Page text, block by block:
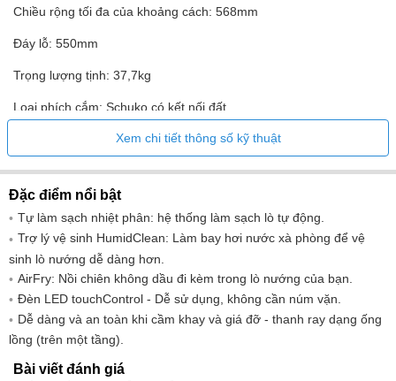
Chiều rộng tối đa của khoảng cách: 568mm
Đáy lỗ: 550mm
Trọng lượng tịnh: 37,7kg
Loại phích cắm: Schuko có kết nối đất
Chiều dài dây nguồn: 120,0cm
Sự căng thẳng: 220-240V
Công suất : 3600W
Cường độ dòng điện: 16A
Xem chi tiết thông số kỹ thuật
Đặc điểm nổi bật
Tự làm sạch nhiệt phân: hệ thống làm sạch lò tự động.
Trợ lý vệ sinh HumidClean: Làm bay hơi nước xà phòng để vệ
sinh lò nướng dễ dàng hơn.
AirFry: Nồi chiên không dầu đi kèm trong lò nướng của bạn.
Đèn LED touchControl - Dễ sử dụng, không cần núm vặn.
Dễ dàng và an toàn khi cầm khay và giá đỡ - thanh ray dạng ống
lồng (trên một tầng).
Bài viết đánh giá